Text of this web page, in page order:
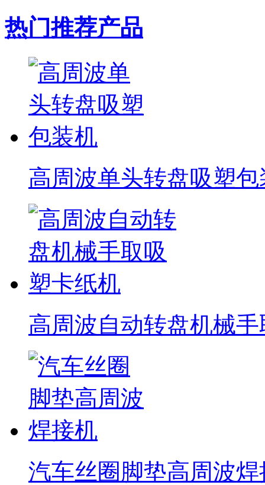
热门推荐产品
高周波单头转盘吸塑包
高周波自动转盘机械
汽车丝圈脚垫高周波焊